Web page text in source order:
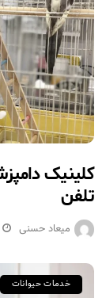
کلینیک
تلفن
میعاد حسنی
خدمات حیوانات